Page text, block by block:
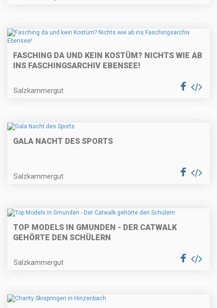
FASCHING DA UND KEIN KOSTÜM? NICHTS WIE AB
INS FASCHINGSARCHIV EBENSEE!
Salzkammergut
GALA NACHT DES SPORTS
Salzkammergut
TOP MODELS IN GMUNDEN - DER CATWALK
GEHÖRTE DEN SCHÜLERN
Salzkammergut